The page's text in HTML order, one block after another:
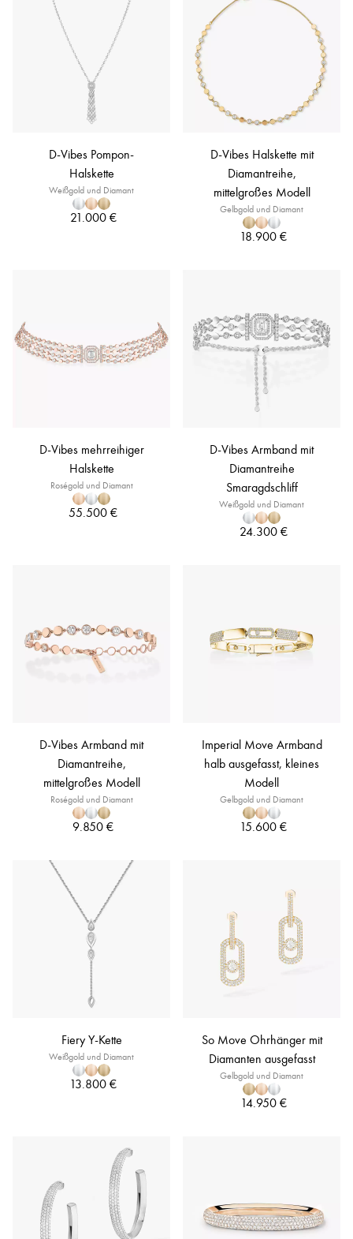
D-Vibes Pompon-
Halskette
Weißgold und Diamant
21.000 €
D-Vibes Halskette mit
Diamantreihe,
mittelgroßes Modell
Gelbgold und Diamant
18.900 €
D-Vibes mehrreihiger
Halskette
Roségold und Diamant
55.500 €
D-Vibes Armband mit
Diamantreihe
Smaragdschliff
Weißgold und Diamant
24.300 €
D-Vibes Armband mit
Diamantreihe,
mittelgroßes Modell
Roségold und Diamant
9.850 €
Imperial Move Armband
halb ausgefasst, kleines
Modell
Gelbgold und Diamant
15.600 €
Fiery Y-Kette
Weißgold und Diamant
13.800 €
So Move Ohrhänger mit
Diamanten ausgefasst
Gelbgold und Diamant
14.950 €